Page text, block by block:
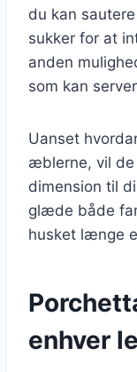
du kan
sukker for at
anden
som kan
Uanset
æblerne, vil de
dimension til
glæde både
husket længe
enhver